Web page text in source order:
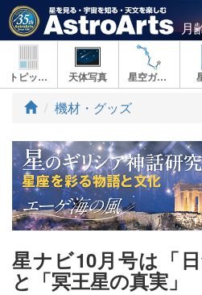
月
トピックス 天体写真 星空ガイド
ト
プ
機材・グッズ
星ナビ10月号は「
と「冥王星の真実」